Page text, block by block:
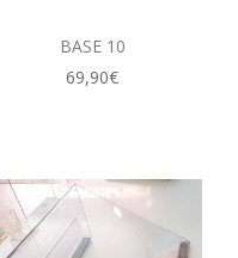
BASE 10
69,90€